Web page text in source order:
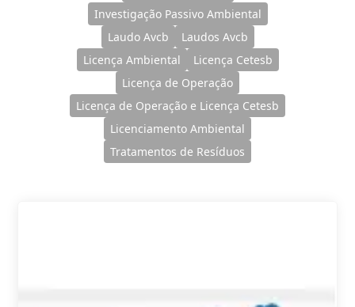
Investigação Passivo Ambiental
Laudo Avcb
Laudos Avcb
Licença Ambiental
Licença Cetesb
Licença de Operação
Licença de Operação e Licença Cetesb
Licenciamento Ambiental
Tratamentos de Resíduos